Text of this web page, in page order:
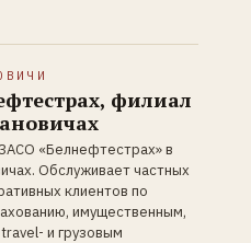
филиал
«Белнефтестрах» в
Обслуживает частных
клиентов по
имущественным,
и грузовым